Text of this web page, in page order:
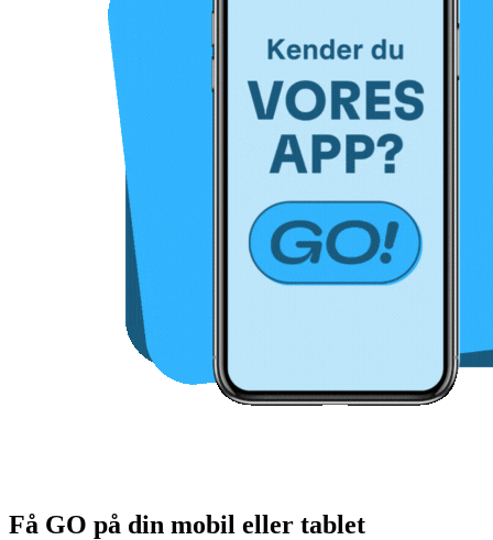
Få GO på din mobil eller tablet